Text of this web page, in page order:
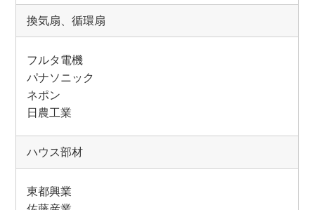
換気扇、循環扇
フルタ電機
パナソニック
ネポン
日農工業
ハウス部材
東都興業